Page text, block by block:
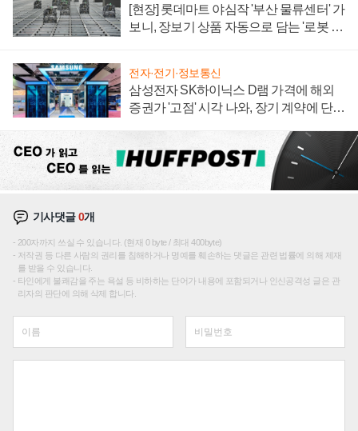
[현장] 롯데마트 야심작 '부산 물류센터' 가
보니, 장보기 상품 자동으로 담는 '로봇 40
전자·전기·정보통신
삼성전자 SK하이닉스 D램 가격에 해외
증권가 '고점' 시각 나와, 장기 계약에 단점
기사댓글0개
200자까지 쓰실 수 있습니다. (현재 0 byte / 최대 400byte)
저작권 등 다른 사람의 권리를 침해하거나 명예를 훼손하는 댓글은 관련 법률에 의해 제재
를 받을 수 있습니다.
타인에게 불쾌감을 주는 욕설 등 비하하는 단어가 내용에 포함되거나 인신공격성 글은 관
리자의 판단에 의해 삭제 합니다.